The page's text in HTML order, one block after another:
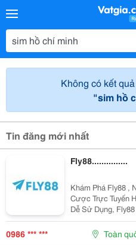
Không có kết
"sim hồ
Tin đăng mới nhất
Fly88...............
Khám Phá Fly88 ,
Cược Trực Tuyến
Dễ Sử Dụng,
Bạn Chơi Trên
Niềm Tin Của
Toán Rõ...
0986 *** *** Toàn